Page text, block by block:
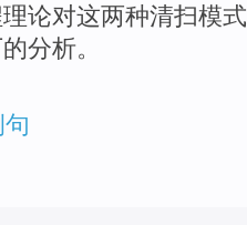
理论对这两种清扫模
的分析。